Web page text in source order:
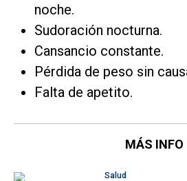
noche.
Sudoración nocturna.
Cansancio constante.
Pérdida de peso sin
Falta de apetito.
MÁS INFO
Salud